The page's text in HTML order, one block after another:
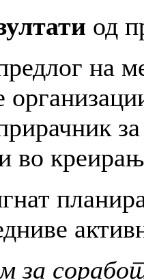
од
на
во
за